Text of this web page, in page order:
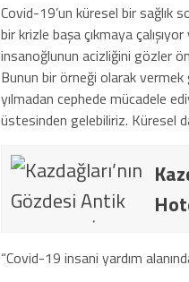
Covid-19’un küresel bir sağlık
bir krizle başa çıkmaya
insanoğlunun acizliğini gözler
Bunun bir örneği olarak
yılmadan cephede mücadele
üstesinden gelebiliriz. Küresel
“Covid-19 insani yardım